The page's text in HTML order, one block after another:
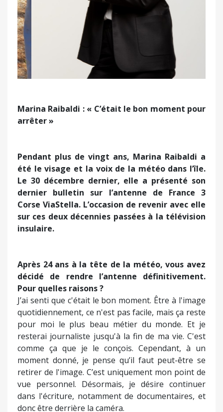
arrêter »
Pendant plus de vingt ans, Marina Raibaldi a
été le visage et la voix de la météo dans l’île.
Le 30 décembre dernier, elle a présenté son
dernier bulletin sur l’antenne de France 3
insulaire.
Après 24 ans à la tête de la météo, vous avez
décidé de rendre l’antenne définitivement.
Pour quelles raisons ?
J’ai senti que c'était le bon moment. Être à l'image
quotidiennement, ce n'est pas facile, mais ça reste
pour moi le plus beau métier du monde. Et je
resterai journaliste jusqu'à la fin de ma vie. C'est
comme ça que je le conçois. Cependant, à un
moment donné, je pense qu’il faut peut-être se
retirer de l'image. C’est uniquement mon point de